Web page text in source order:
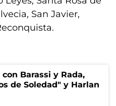
San Javier,
Barassi y Rada,
de Soledad" y Harlan